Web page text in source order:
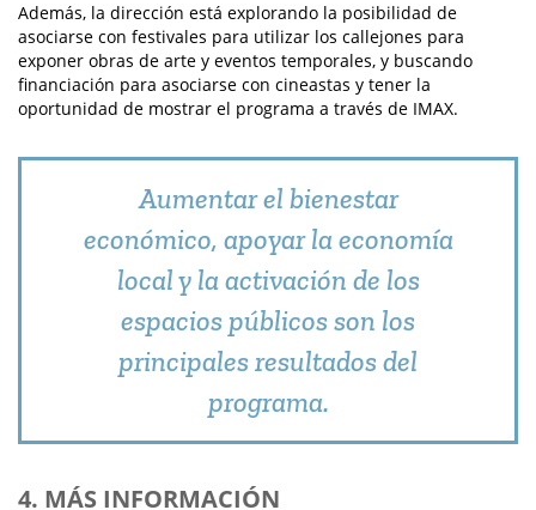
Además, la dirección está explorando la posibilidad de
asociarse con festivales para utilizar los callejones para
exponer obras de arte y eventos temporales, y buscando
financiación para asociarse con cineastas y tener la
oportunidad de mostrar el programa a través de IMAX.
Aumentar el bienestar
económico, apoyar la economía
local y la activación de los
espacios públicos son los
principales resultados del
programa.
4. MÁS INFORMACIÓN